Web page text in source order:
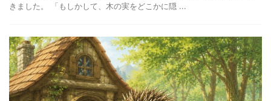
きました。 「もしかして、木の実をどこかに隠 ...